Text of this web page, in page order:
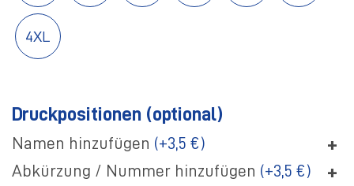
4XL
Druckpositionen (optional)
Namen hinzufügen (+3,5 €) +
Abkürzung / Nummer hinzufügen (+3,5 €) +